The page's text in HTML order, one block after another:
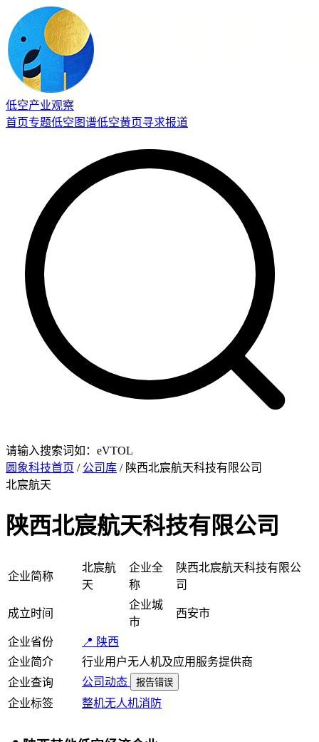
低空产业观察
首页专题低空图谱低空黄页寻求报道
请输入搜索词如：eVTOL
圆象科技首页 / 公司库 / 陕西北宸航天科技有限公司
北宸航天
陕西北宸航天科技有限公司
企业简称
北宸航
天
企业全
称
陕西北宸航天科技有限公
司
成立时间
企业城
市
西安市
企业省份
📍 陕西
企业简介
行业用户无人机及应用服务提供商
企业查询
公司动态 报告错误
企业标签 整机无人机消防